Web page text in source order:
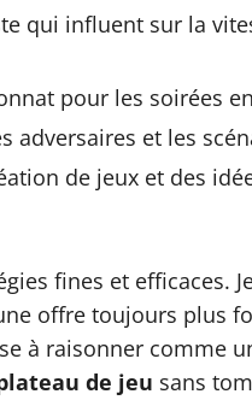
qui influent sur la
pour les soirées
adversaires et les
de jeux et des
fines et efficaces.
offre toujours plus
à raisonner comme
de jeu sans